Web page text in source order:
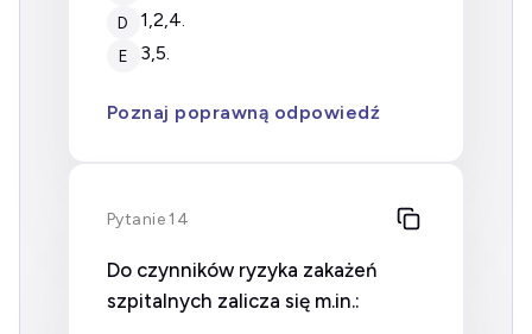
D 1,2,4.
E 3,5.
Poznaj poprawną odpowiedź
Pytanie 14
Do czynników ryzyka zakażeń
szpitalnych zalicza się m.in.: